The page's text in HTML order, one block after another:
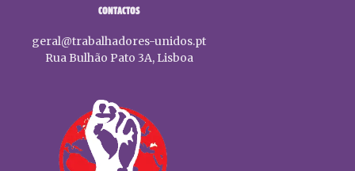
CONTACTOS
geral@trabalhadores-unidos.pt
Rua Bulhão Pato 3A, Lisboa